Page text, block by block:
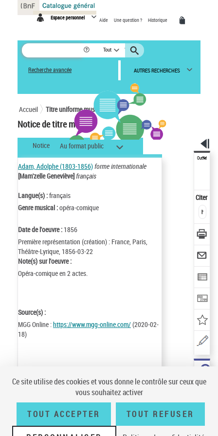
Espace personnel Aide Une question ? Historique
Tout
Recherche avancée AUTRES RECHERCHES
Accueil Titre uniforme musical
Notice de titre musical
Notice Au format public
Adam, Adolphe (1803-1856)forme internationale
[Mam'zelle Geneviève]français
Langue(s) :français
Genre musical :opéra-comique
Date de l'oeuvre : 1856
Première représentation (création) : France, Paris,
Théâtre-Lyrique, 1856-03-22
Note(s) sur l'oeuvre :
Opéra-comique en 2 actes.
Source(s) :
MGG Online :https://www.mgg-online.com/(2020-02-
18)
Notice n° :FRBNF17322088
Mise à jour :21/01/27
Outils
Citer
Panneau de gestion des cookies
Ce site utilise des cookies et vous donne le contrôle sur ceux que
vous souhaitez activer
TOUT ACCEPTER TOUT REFUSER